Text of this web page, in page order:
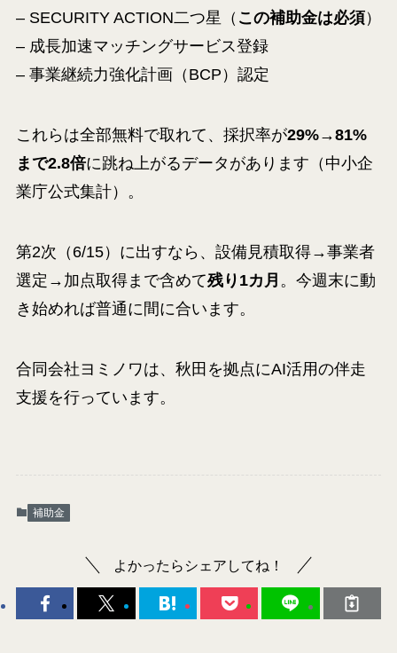
– SECURITY ACTION二つ星（ この補助金は必須）
– 成長加速マッチングサービス登録
– 事業継続力強化計画（BCP）認定
これらは全部無料で取れて、採択率が29%→81%
まで2.8倍に跳ね上がるデータがあります（中小企
業庁公式集計）。
第2次（6/15）に出すなら、設備見積取得→事業者
選定→加点取得まで含めて残り1カ月 。今週末に動
き始めれば普通に間に合います。
合同会社ヨミノワは、秋田を拠点にAI活用の伴走
支援を行っています。
補助金
よかったらシェアしてね！